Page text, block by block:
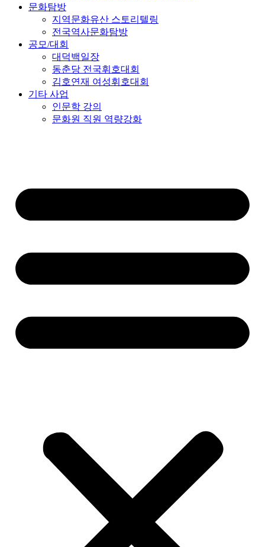
문화탐방
지역문화유산 스토리텔링
전국역사문화탐방
공모/대회
대덕백일장
동춘당 전국휘호대회
김호연재 여성휘호대회
기타 사업
인문학 강의
문화원 직원 역량강화